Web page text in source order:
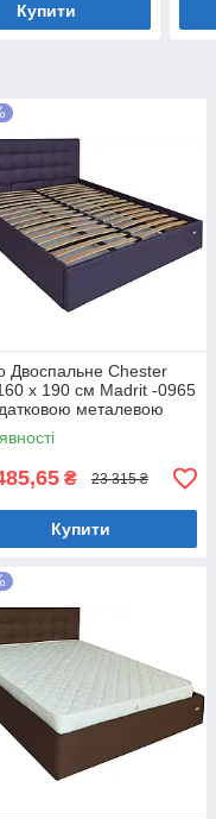
Купити
Двоспальне Chester
х 190 см Madrit -0965
металевою
рамою
₴ 23 315 ₴
Купити